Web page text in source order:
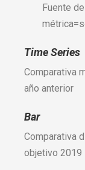
Fuente
Time Series
Comparativa
año anterior
Bar
Comparativa
objetivo 2019